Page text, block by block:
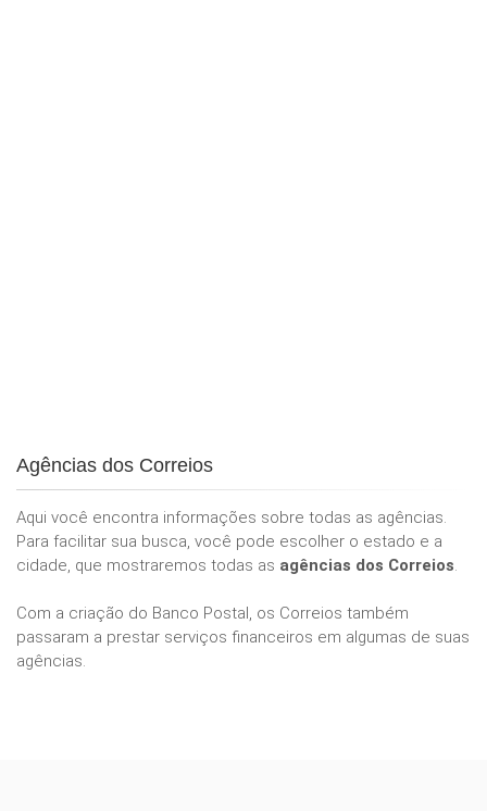
Agências dos Correios
Aqui você encontra informações sobre todas as agências.
Para facilitar sua busca, você pode escolher o estado e a
cidade, que mostraremos todas as agências dos Correios.
Com a criação do Banco Postal, os Correios também
passaram a prestar serviços financeiros em algumas de suas
agências.